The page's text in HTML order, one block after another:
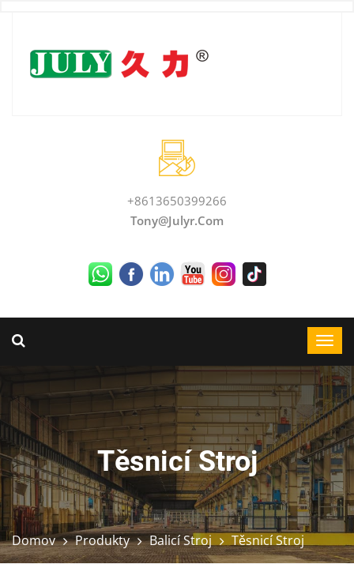
+8613650399266
Tony@julyr.com
Těsnicí Stroj
Domov Produkty Balicí Stroj Těsnicí Stroj